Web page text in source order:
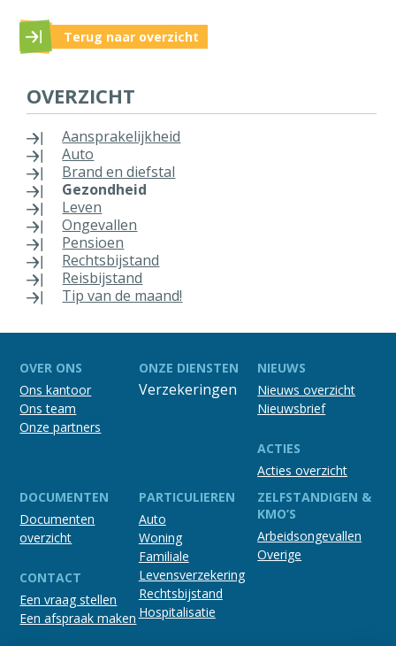
Terug naar overzicht
OVERZICHT
Aansprakelijkheid
Auto
Brand en diefstal
Gezondheid
Leven
Ongevallen
Pensioen
Rechtsbijstand
Reisbijstand
Tip van de maand!
OVER ONS
Ons kantoor
Ons team
Onze partners
ONZE DIENSTEN
Verzekeringen
NIEUWS
Nieuws overzicht
Nieuwsbrief
ACTIES
Acties overzicht
DOCUMENTEN
Documenten
overzicht
CONTACT
Een vraag stellen
Een afspraak maken
PARTICULIEREN
Auto
Woning
Familiale
Levensverzekering
Rechtsbijstand
Hospitalisatie
ZELFSTANDIGEN &
KMO’S
Arbeidsongevallen
Overige